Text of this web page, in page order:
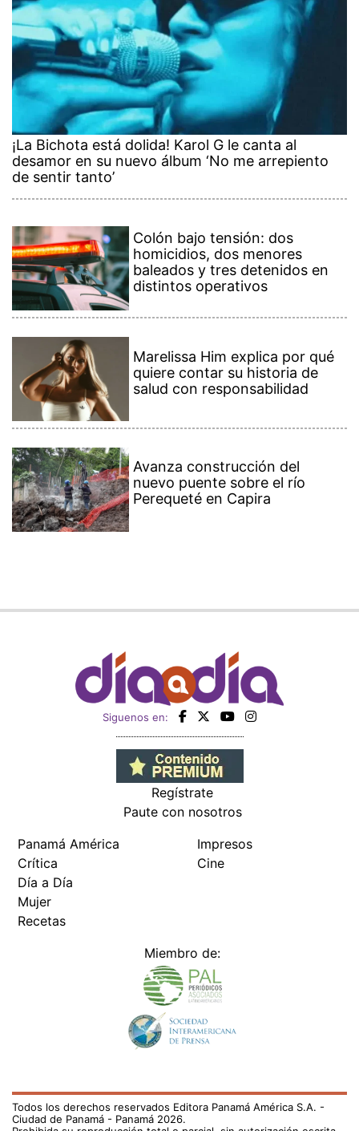
¡La Bichota está dolida! Karol G le canta al
desamor en su nuevo álbum ‘No me arrepiento
de sentir tanto’
Colón bajo tensión: dos
homicidios, dos menores
baleados y tres detenidos en
distintos operativos
Marelissa Him explica por qué
quiere contar su historia de
salud con responsabilidad
Avanza construcción del
nuevo puente sobre el río
Perequeté en Capira
Siguenos en:
Regístrate
Paute con nosotros
Panamá América
Crítica
Día a Día
Mujer
Recetas
Impresos
Cine
Miembro de:
Todos los derechos reservados Editora Panamá América S.A. -
Ciudad de Panamá - Panamá 2026.